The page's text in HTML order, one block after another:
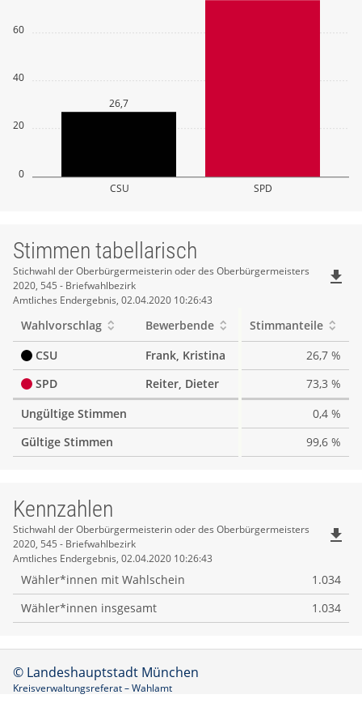
0
20
40
60
CSU SPD
26,7
Stimmen tabellarisch
Stimmen
tabellarisch
Stichwahl der Oberbürgermeisterin oder des Oberbürgermeisters
2020, 545 - Briefwahlbezirk
Amtliches Endergebnis, 02.04.2020 10:26:43
file_download
Wahlvorschlag Bewerbende
Stimmanteile
CSU
Frank, Kristina
26,7 %
SPD
Reiter, Dieter
73,3 %
Ungültige Stimmen
0,4 %
Gültige Stimmen
99,6 %
Kennzahlen
Kennzahlen
Stichwahl der Oberbürgermeisterin oder des Oberbürgermeisters
2020, 545 - Briefwahlbezirk
Amtliches Endergebnis, 02.04.2020 10:26:43
file_download
Wähler*innen mit Wahlschein
1.034
Wähler*innen insgesamt
1.034
© Landeshauptstadt München
Kreisverwaltungsreferat – Wahlamt